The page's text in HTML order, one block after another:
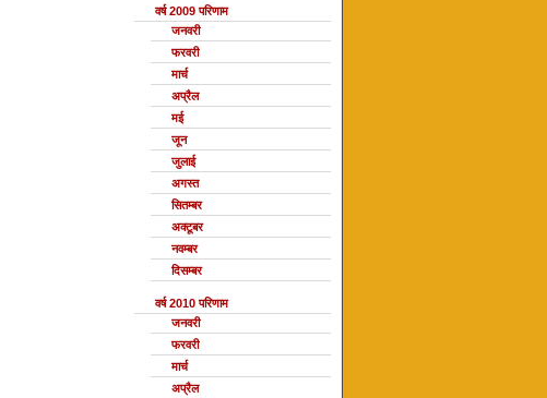
वर्ष 2009 परिणाम
जनवरी
फरवरी
मार्च
अप्रैल
मई
जून
जुलाई
अगस्त
सितम्बर
अक्टूबर
नवम्बर
दिसम्बर
वर्ष 2010 परिणाम
जनवरी
फरवरी
मार्च
अप्रैल